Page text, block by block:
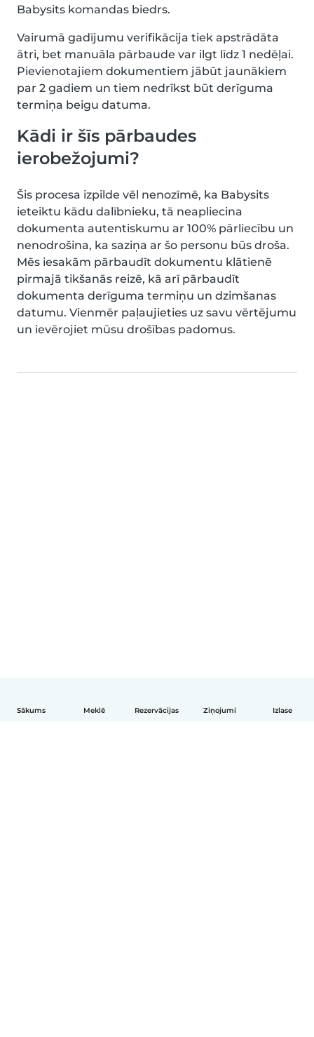
Sākums Meklē Rezervācijas Ziņojumi Izlase
Babysits komandas biedrs.
Vairumā gadījumu verifikācija tiek apstrādāta
ātri, bet manuāla pārbaude var ilgt līdz 1 nedēļai.
Pievienotajiem dokumentiem jābūt jaunākiem
par 2 gadiem un tiem nedrīkst būt derīguma
termiņa beigu datuma.
Kādi ir šīs pārbaudes
ierobežojumi?
Šis procesa izpilde vēl nenozīmē, ka Babysits
ieteiktu kādu dalībnieku, tā neapliecina
dokumenta autentiskumu ar 100% pārliecību un
nenodrošina, ka saziņa ar šo personu būs droša.
Mēs iesakām pārbaudīt dokumentu klātienē
pirmajā tikšanās reizē, kā arī pārbaudīt
dokumenta derīguma termiņu un dzimšanas
datumu. Vienmēr paļaujieties uz savu vērtējumu
un ievērojiet mūsu drošības padomus.